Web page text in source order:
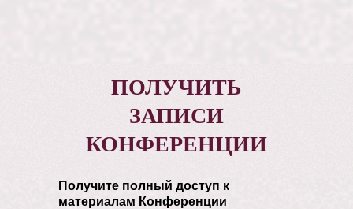
ПОЛУЧИТЬ
ЗАПИСИ
КОНФЕРЕНЦИИ
Получите полный доступ к
материалам Конференции